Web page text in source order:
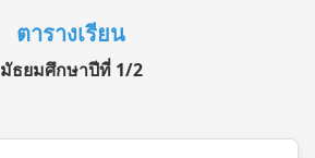
ตารางเรียน
มัธยมศึกษาปีที่ 1/2